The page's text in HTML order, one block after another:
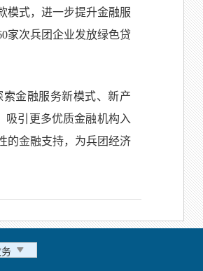
模式，进一步提升金融服
家次兵团企业发放绿色贷
金融服务新模式、新产
吸引更多优质金融机构入
的金融支持，为兵团经济